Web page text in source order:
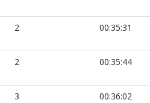
2 00:35:31
2 00:35:44
3 00:36:02